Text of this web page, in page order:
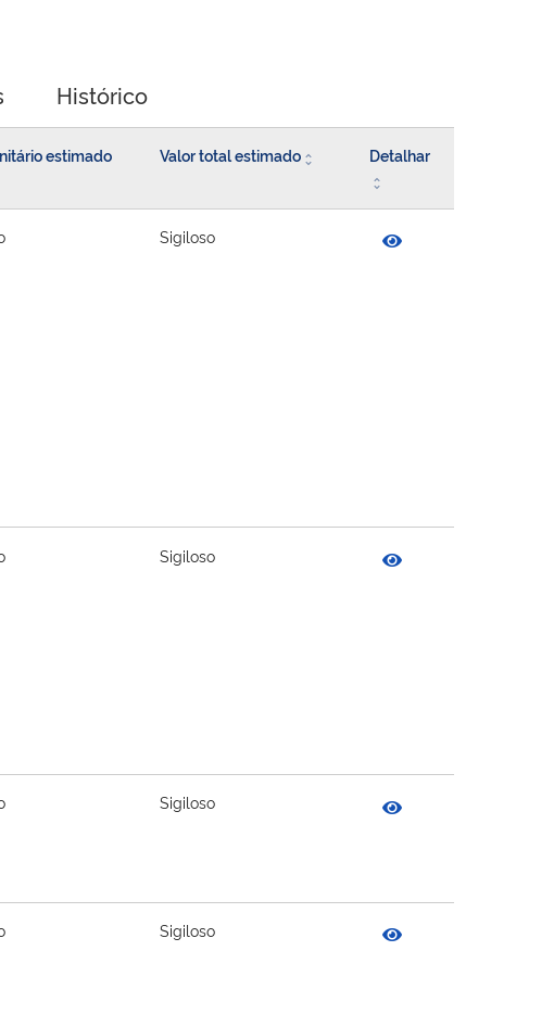
Histórico
estimado Valor total estimado Detalhar
Sigiloso
Sigiloso
Sigiloso
Sigiloso